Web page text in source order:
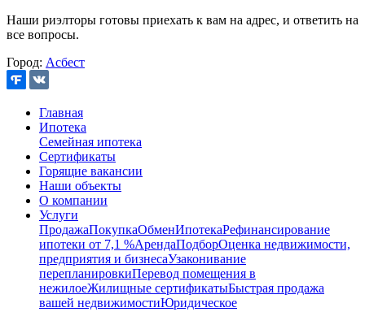
Наши риэлторы готовы приехать к вам на адрес, и ответить на
все вопросы.
Город: Асбест
Главная
Ипотека
Семейная ипотека
Сертификаты
Горящие вакансии
Наши объекты
О компании
Услуги
ПродажаПокупкаОбменИпотекаРефинансирование
ипотеки от 7,1 %АрендаПодборОценка недвижимости,
предприятия и бизнесаУзаконивание
перепланировкиПеревод помещения в
нежилоеЖилищные сертификатыБыстрая продажа
вашей недвижимостиЮридическое